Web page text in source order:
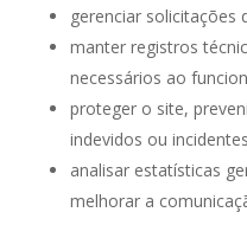
gerenciar solicitações
manter registros
necessários ao
proteger o site,
indevidos ou
analisar estatísticas
melhorar a